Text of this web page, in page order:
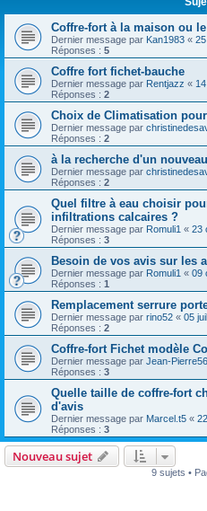
Coffre-fort à la maison ou
Dernier message par Kan1983 «
Réponses : 5
Coffre fort fichet-bauche
Dernier message par Rentjazz «
Réponses : 2
Choix de Climatisation
Dernier message par
Réponses : 2
à la recherche d'un
Dernier message par
Réponses : 2
Quel filtre à eau choisir
infiltrations calcaires ?
Dernier message par Romuli1 « 23
Réponses : 3
Besoin de vos avis sur les
Dernier message par Romuli1 « 09
Réponses : 1
Remplacement serrure
Dernier message par rino52 « 05
Réponses : 2
Coffre-fort Fichet modèle
Dernier message par Jean-
Réponses : 3
Quelle taille de coffre-fort
d'avis
Dernier message par Marcel.t5 «
Réponses : 3
Nouveau sujet
9 sujets •